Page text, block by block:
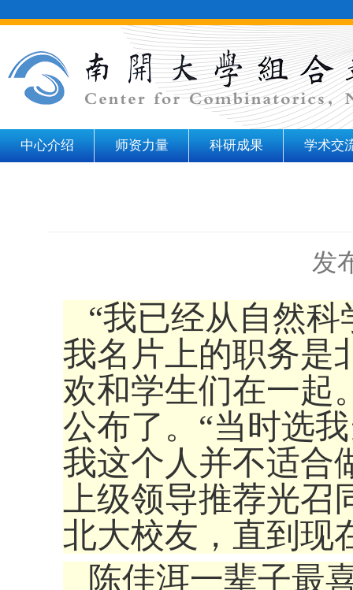
中心介绍 师资力量 科研成果 学术交
发
“我已经从自然
我名片上的职务是
欢和学生们在一起
公布了。“当时选
我这个人并不适合
上级领导推荐光
北大校友，直到现
陈佳洱一辈子最